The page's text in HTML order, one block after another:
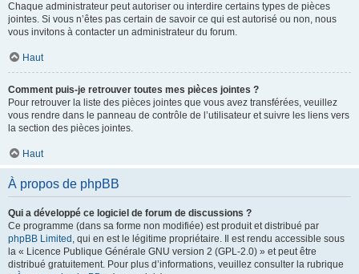
Chaque administrateur peut autoriser ou interdire certains types de pièces
jointes. Si vous n’êtes pas certain de savoir ce qui est autorisé ou non, nous
vous invitons à contacter un administrateur du forum.
Haut
Comment puis-je retrouver toutes mes pièces jointes ?
Pour retrouver la liste des pièces jointes que vous avez transférées, veuillez
vous rendre dans le panneau de contrôle de l’utilisateur et suivre les liens vers
la section des pièces jointes.
Haut
À propos de phpBB
Qui a développé ce logiciel de forum de discussions ?
Ce programme (dans sa forme non modifiée) est produit et distribué par
phpBB Limited , qui en est le légitime propriétaire. Il est rendu accessible sous
la « Licence Publique Générale GNU version 2 (GPL-2.0) » et peut être
distribué gratuitement. Pour plus d’informations, veuillez consulter la rubrique